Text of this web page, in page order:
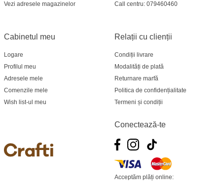
Multistore Poșta Veche - str. Socoleni, 7
Multistore Centru - bd. Cantemir, 6
Crafti Comrat - str Pobeda,48
Crafti Centru - bd. Ștefan cel Mare și Sfânt,
182
Crafti Buiucani - str. Ion Creangă, 68/1
Crafti Ciocana- Port Mall, etajul 3
Vezi adresele magazinelor
Relații cu clienții
Condiții livrare
Modalități de plată
Returnare marfă
Politica de confidențialitate
Termeni și condiții
Cabinetul meu
Logare
Profilul meu
Adresele mele
Comenzile mele
Wish list-ul meu
Call centru: 079460460
Conectează-te
Acceptăm plăți online: